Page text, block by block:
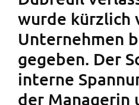
wurde kürzlich
Unternehmen
gegeben. Der
interne
der Managerin